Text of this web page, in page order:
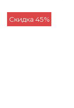
Скидка 45%